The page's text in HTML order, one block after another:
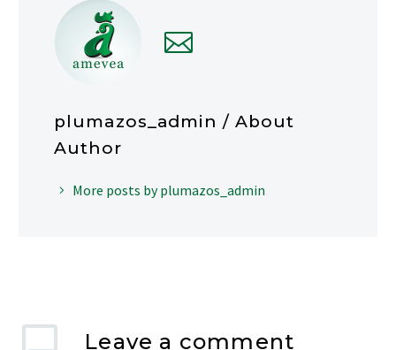
plumazos_admin/ About
Author
More posts by plumazos_admin
Leave a comment